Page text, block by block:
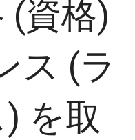
(資格)
ス (ラ
を取